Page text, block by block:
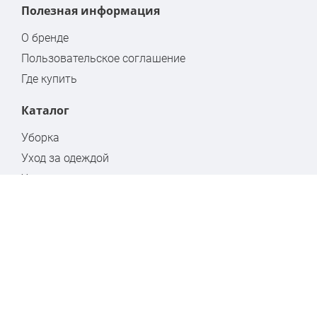
Полезная информация
О бренде
Пользовательское соглашение
Где купить
Каталог
Уборка
Уход за одеждой
Хранение